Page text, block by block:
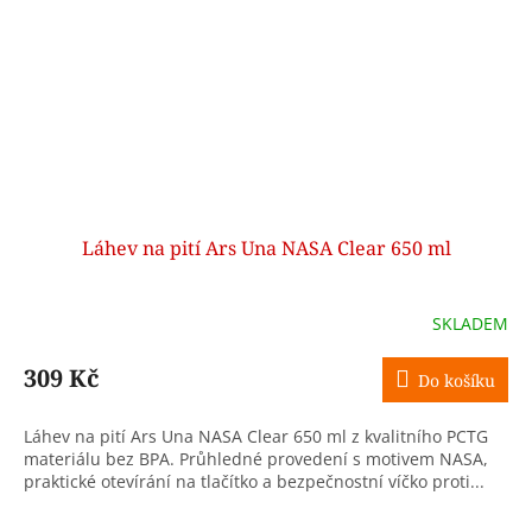
Láhev na pití Ars Una NASA Clear 650 ml
SKLADEM
309 Kč Do košíku
Láhev na pití Ars Una NASA Clear 650 ml z kvalitního PCTG
materiálu bez BPA. Průhledné provedení s motivem NASA,
praktické otevírání na tlačítko a bezpečnostní víčko proti...